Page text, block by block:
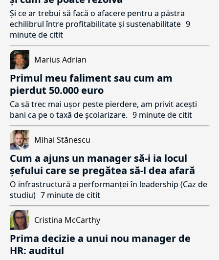
Și ce ar trebui să facă o afacere pentru a păstra
echilibrul între profitabilitate și sustenabilitate 9
minute de citit
Marius Adrian
Primul meu faliment sau cum am
pierdut 50.000 euro
Ca să trec mai ușor peste pierdere, am privit acești
bani ca pe o taxă de școlarizare. 9 minute de citit
Mihai Stănescu
Cum a ajuns un manager să-i ia locul
șefului care se pregătea să-l dea afară
O infrastructură a performanței în leadership (Caz de
studiu) 7 minute de citit
Cristina McCarthy
Prima decizie a unui nou manager de
HR: auditul